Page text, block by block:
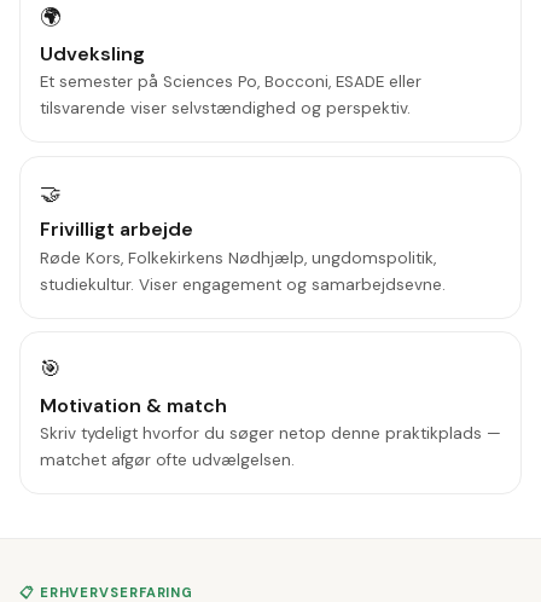
🌍
Udveksling
Et semester på Sciences Po, Bocconi, ESADE eller
tilsvarende viser selvstændighed og perspektiv.
🤝
Frivilligt arbejde
Røde Kors, Folkekirkens Nødhjælp, ungdomspolitik,
studiekultur. Viser engagement og samarbejdsevne.
🎯
Motivation & match
Skriv tydeligt hvorfor du søger netop denne praktikplads —
matchet afgør ofte udvælgelsen.
📋 ERHVERVSERFARING